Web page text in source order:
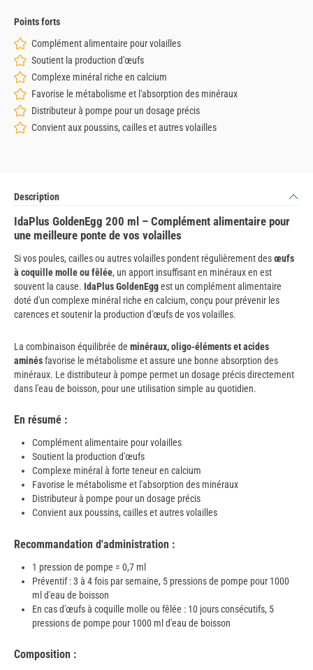
Points forts
Complément alimentaire pour volailles
Soutient la production d'œufs
Complexe minéral riche en calcium
Favorise le métabolisme et l'absorption des minéraux
Distributeur à pompe pour un dosage précis
Convient aux poussins, cailles et autres volailles
Description
IdaPlus GoldenEgg 200 ml – Complément alimentaire pour
une meilleure ponte de vos volailles
Si vos poules, cailles ou autres volailles pondent régulièrement desœufs
à coquille molle ou fêlée, un apport insuffisant en minéraux en est
souvent la cause. IdaPlus GoldenEggest un complément alimentaire
doté d'un complexe minéral riche en calcium, conçu pour prévenir les
carences et soutenir la production d'œufs de vos volailles.
La combinaison équilibrée de minéraux, oligo-éléments et acides
aminésfavorise le métabolisme et assure une bonne absorption des
minéraux. Le distributeur à pompe permet un dosage précis directement
dans l'eau de boisson, pour une utilisation simple au quotidien.
En résumé :
Complément alimentaire pour volailles
Soutient la production d'œufs
Complexe minéral à forte teneur en calcium
Favorise le métabolisme et l'absorption des minéraux
Distributeur à pompe pour un dosage précis
Convient aux poussins, cailles et autres volailles
Recommandation d'administration :
1 pression de pompe = 0,7 ml
Préventif : 3 à 4 fois par semaine, 5 pressions de pompe pour 1000
ml d'eau de boisson
En cas d'œufs à coquille molle ou fêlée : 10 jours consécutifs, 5
pressions de pompe pour 1000 ml d'eau de boisson
Composition :